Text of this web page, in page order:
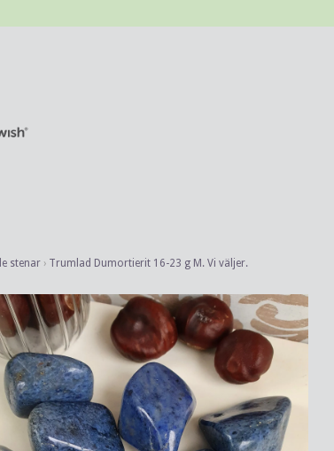
stenar › Trumlad Dumortierit 16-23 g M. Vi väljer.